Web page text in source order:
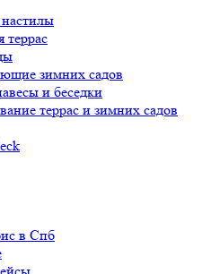
террас
зимних садов
и беседки
террас и зимних садов
в Спб